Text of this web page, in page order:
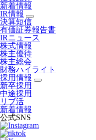
新着情報
IR情報
決算短信
有価証券報告書
IRニュース
株式情報
株主優待
株主総会
財務ハイライト
採用情報
新卒採用
中途採用
リブ活
新着情報
公式SNS